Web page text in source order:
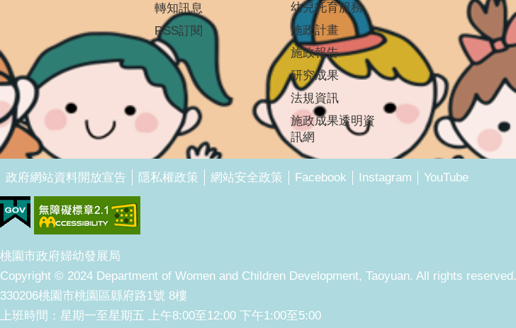
轉知訊息
RSS訂閱
幼兒托育服務
施政計畫
施政報告
研究成果
法規資訊
施政成果透明資
訊網
政府網站資料開放宣告 隱私權政策 網站安全政策 Facebook Instagram YouTube
桃園市政府婦幼發展局
Copyright © 2024 Department of Women and Children Development, Taoyuan. All rights reserved.
330206桃園市桃園區縣府路1號 8樓
上班時間：星期一至星期五 上午8:00至12:00 下午1:00至5:00